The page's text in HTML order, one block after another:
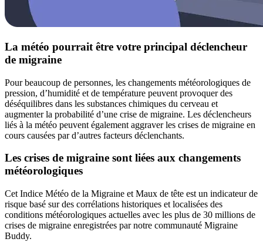
La météo pourrait être votre principal déclencheur
de migraine
Pour beaucoup de personnes, les changements météorologiques de
pression, d’humidité et de température peuvent provoquer des
déséquilibres dans les substances chimiques du cerveau et
augmenter la probabilité d’une crise de migraine. Les déclencheurs
liés à la météo peuvent également aggraver les crises de migraine en
cours causées par d’autres facteurs déclenchants.
Les crises de migraine sont liées aux changements
météorologiques
Cet Indice Météo de la Migraine et Maux de tête est un indicateur de
risque basé sur des corrélations historiques et localisées des
conditions météorologiques actuelles avec les plus de 30 millions de
crises de migraine enregistrées par notre communauté Migraine
Buddy.